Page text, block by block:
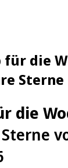
die
Sterne
die